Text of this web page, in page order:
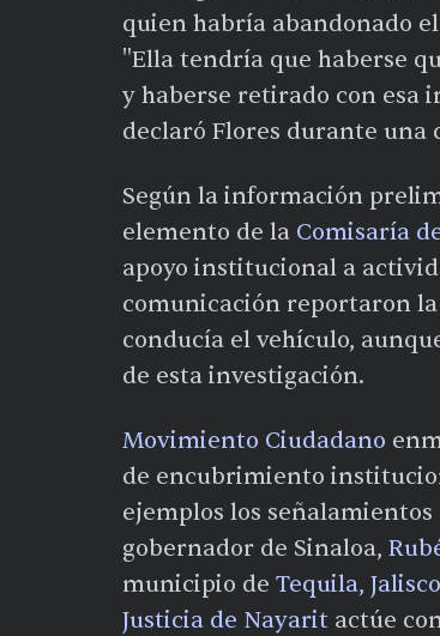
quien habría abandonado
"Ella tendría que haberse
y haberse retirado con esa
declaró Flores durante una
Según la información
elemento de la Comisaría
apoyo institucional a
comunicación reportaron
conducía el vehículo,
de esta investigación.
Movimiento Ciudadano
de encubrimiento
ejemplos los
gobernador de Sinaloa,
municipio de Tequila, Jalisco
Justicia de Nayarit actúe